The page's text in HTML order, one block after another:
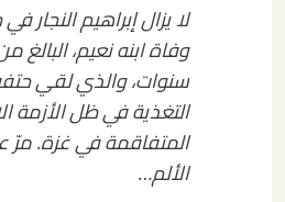
لا يزال إبراهيم النجار
وفاة ابنه نعيم،
سنوات، والذي لقي
التغذية في ظل الأزمة
المتفاقمة في غزة. مرّ
الألم…